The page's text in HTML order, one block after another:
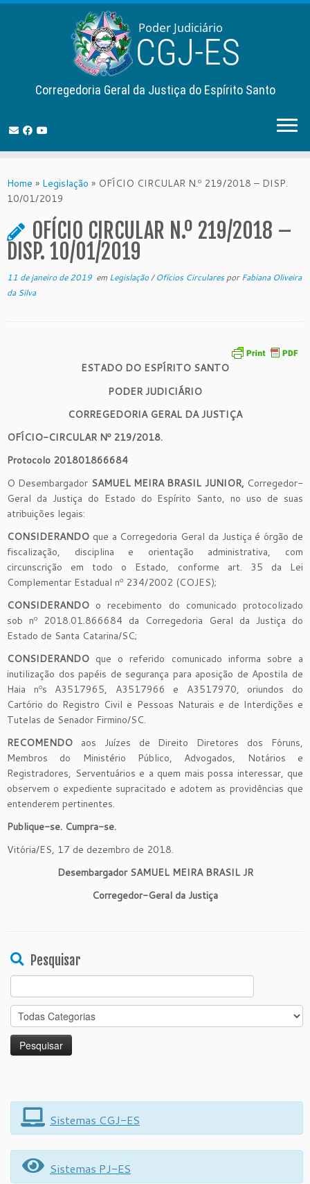
to
content
Corregedoria Geral da Justiça do Espírito Santo
Home » Legislação » OFÍCIO CIRCULAR N.º 219/2018 – DISP.
10/01/2019
OFÍCIO CIRCULAR N.º 219/2018 –
DISP. 10/01/2019
11 de janeiro de 2019 em Legislação/Ofícios CircularesporFabiana Oliveira
da Silva
ESTADO DO ESPÍRITO SANTO
PODER JUDICIÁRIO
CORREGEDORIA GERAL DA JUSTIÇA
OFÍCIO-CIRCULAR Nº 219/2018.
Protocolo 201801866684
O Desembargador SAMUEL MEIRA BRASIL JUNIOR, Corregedor-
Geral da Justiça do Estado do Espírito Santo, no uso de suas
atribuições legais:
CONSIDERANDO que a Corregedoria Geral da Justiça é órgão de
fiscalização, disciplina e orientação administrativa, com
circunscrição em todo o Estado, conforme art. 35 da Lei
Complementar Estadual nº 234/2002 (COJES);
CONSIDERANDO o recebimento do comunicado protocolizado
sob nº 2018.01.866684 da Corregedoria Geral da Justiça do
Estado de Santa Catarina/SC;
CONSIDERANDO que o referido comunicado informa sobre a
inutilização dos papéis de segurança para aposição de Apostila de
Haia nºs A3517965, A3517966 e A3517970, oriundos do
Cartório do Registro Civil e Pessoas Naturais e de Interdições e
Tutelas de Senador Firmino/SC.
RECOMENDO aos Juízes de Direito Diretores dos Fóruns,
Membros do Ministério Público, Advogados, Notários e
Registradores, Serventuários e a quem mais possa interessar, que
observem o expediente supracitado e adotem as providências que
entenderem pertinentes.
Publique-se. Cumpra-se.
Vitória/ES, 17 de dezembro de 2018.
Desembargador SAMUEL MEIRA BRASIL JR
Corregedor-Geral da Justiça
Pesquisar
Search
for:
Sistemas CGJ-ES
Sistemas PJ-ES